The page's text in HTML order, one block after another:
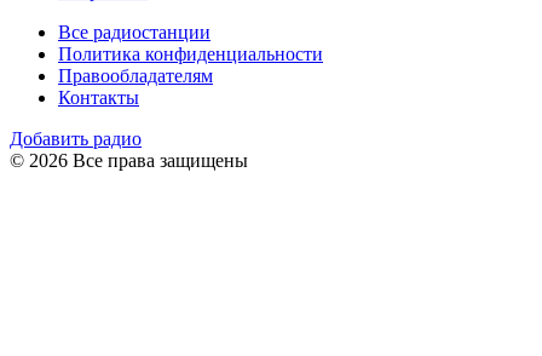
Все радиостанции
Политика конфиденциальности
Правообладателям
Контакты
Добавить радио
© 2026 Все права защищены